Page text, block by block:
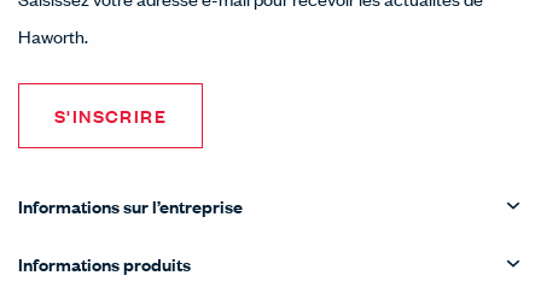
Haworth.
S'INSCRIRE
Informations sur l’entreprise
Informations produits